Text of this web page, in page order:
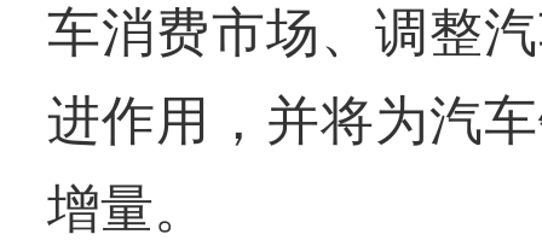
车消费市场、调整
进作用，并将为汽
增量。